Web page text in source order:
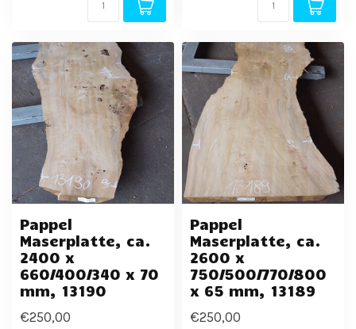
Pappel
Maserplatte, ca.
2400 x
660/400/340 x 70
mm, 13190
€250,00
Pappel
Maserplatte, ca.
2600 x
750/500/770/800
x 65 mm, 13189
€250,00